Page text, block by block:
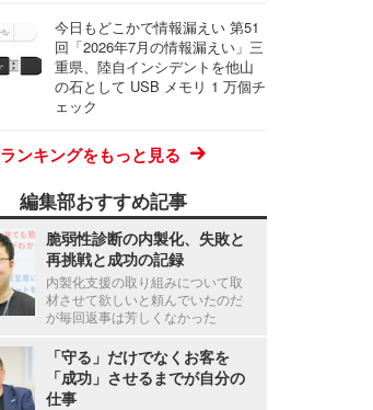
今日もどこかで情報漏えい 第51
回「2026年7月の情報漏えい」三
重県、陸自インシデントを他山
の石として USB メモリ 1 万個チ
ェック
ランキングをもっと見る
編集部おすすめ記事
脆弱性診断の内製化、失敗と
再挑戦と成功の記録
内製化支援の取り組みについて取
材させて欲しいと頼んでいたのだ
が毎回返事は芳しくなかった
「守る」だけでなくお客を
「成功」させるまでが自分の
仕事